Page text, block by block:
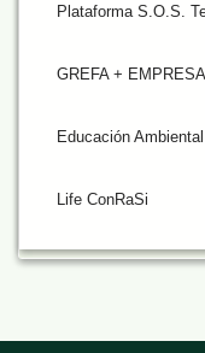
Plataforma S.O.S.
GREFA +
Educación Ambiental
Life ConRaSi